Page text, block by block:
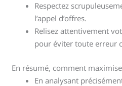
Respectez
l’appel d’offres.
Relisez attentivement
pour éviter toute erreur
En résumé, comment
En analysant